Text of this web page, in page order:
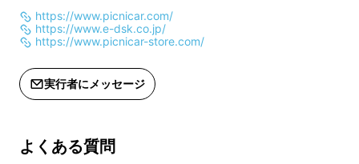
https://www.picnicar.com/
https://www.e-dsk.co.jp/
https://www.picnicar-store.com/
実行者にメッセージ
よくある質問